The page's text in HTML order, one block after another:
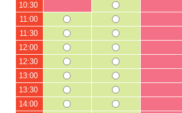
10:30
11:00
11:30
12:00
12:30
13:00
13:30
14:00